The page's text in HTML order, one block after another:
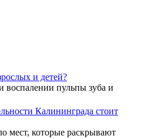
и детей?
воспалении пульпы зуба и
Калининграда стоит
мест, которые раскрывают